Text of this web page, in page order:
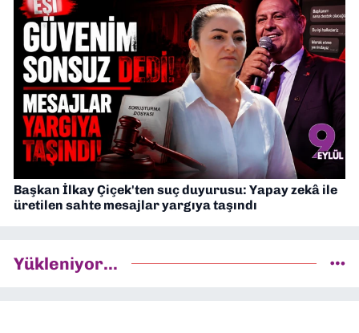
Başkan İlkay Çiçek'ten suç duyurusu: Yapay zekâ ile
üretilen sahte mesajlar yargıya taşındı
Yükleniyor...